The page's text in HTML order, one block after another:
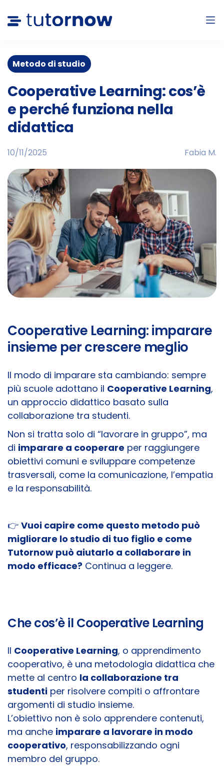
Metodo di studio
Cooperative Learning: cos’è
e perché funziona nella
didattica
10/11/2025 Fabia M.
Cooperative Learning: imparare
insieme per crescere meglio
Il modo di imparare sta cambiando: sempre
più scuole adottano il Cooperative Learning,
un approccio didattico basato sulla
collaborazione tra studenti.
Non si tratta solo di “lavorare in gruppo”, ma
di imparare a cooperare per raggiungere
obiettivi comuni e sviluppare competenze
trasversali, come la comunicazione, l’empatia
e la responsabilità.
👉 Vuoi capire come questo metodo può
migliorare lo studio di tuo figlio e come
Tutornow può aiutarlo a collaborare in
modo efficace? Continua a leggere.
Che cos’è il Cooperative Learning
Il Cooperative Learning, o apprendimento
cooperativo, è una metodologia didattica che
mette al centro la collaborazione tra
studenti per risolvere compiti o affrontare
argomenti di studio insieme.
L’obiettivo non è solo apprendere contenuti,
ma anche imparare a lavorare in modo
cooperativo, responsabilizzando ogni
membro del gruppo.